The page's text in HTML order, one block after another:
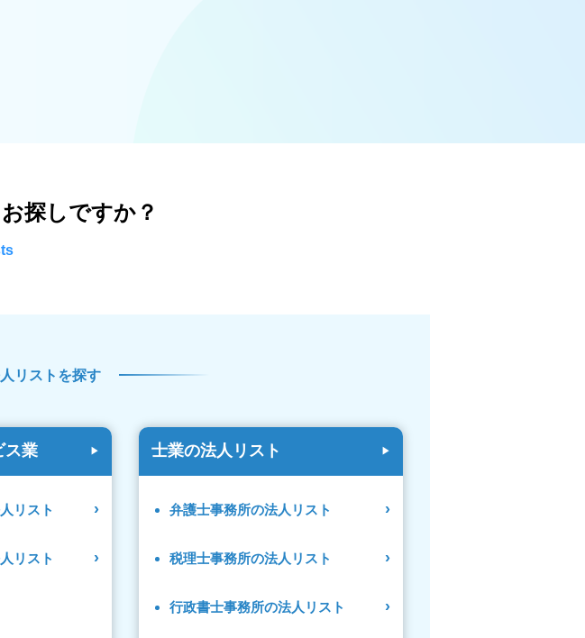
探しですか？
リストを探す
ス業
リスト
リスト
士業の法人リスト
弁護士事務所の法人リスト
税理士事務所の法人リスト
行政書士事務所の法人リスト